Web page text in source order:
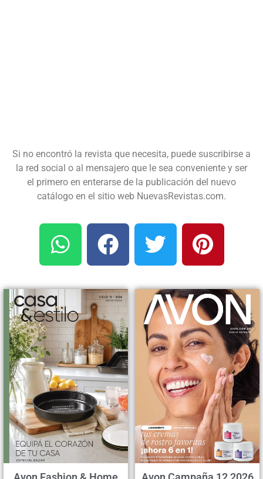
Si no encontró la revista que necesita, puede suscribirse a
la red social o al mensajero que le sea conveniente y ser
el primero en enterarse de la publicación del nuevo
catálogo en el sitio web NuevasRevistas.com.